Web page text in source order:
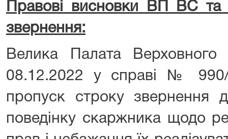
Правові висновки ВП ВС
звернення:
Велика Палата Верховного
08.12.2022 у справі №
пропуск строку звернення
поведінку скаржника щодо